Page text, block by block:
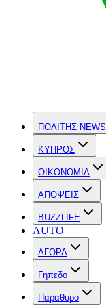
ΠΟΛΙΤΗΣ NEWS
ΚΥΠΡΟΣ
OIKONOMIA
ΑΠΟΨΕΙΣ
BUZZLIFE
AUTO
ΑΓΟΡΑ
Γηπεδο
Παραθυρο